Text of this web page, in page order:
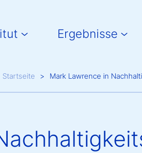
Ergebnisse
Breadcrumb
Startseite Mark Lawrence in